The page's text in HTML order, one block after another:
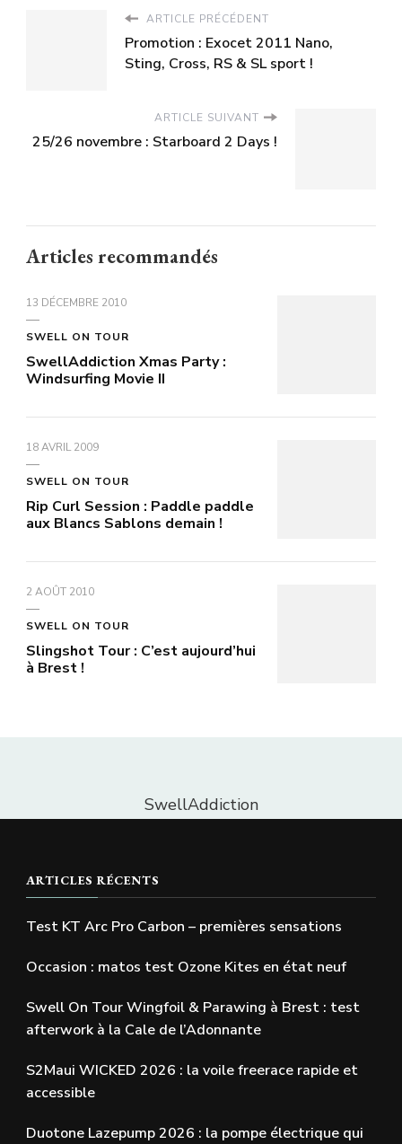
ARTICLE PRÉCÉDENT
Promotion : Exocet 2011 Nano,
Sting, Cross, RS & SL sport !
ARTICLE SUIVANT
25/26 novembre : Starboard 2 Days !
Articles recommandés
13 DÉCEMBRE 2010
SWELL ON TOUR
SwellAddiction Xmas Party :
Windsurfing Movie II
18 AVRIL 2009
SWELL ON TOUR
Rip Curl Session : Paddle paddle
aux Blancs Sablons demain !
2 AOÛT 2010
SWELL ON TOUR
Slingshot Tour : C’est aujourd’hui
à Brest !
SwellAddiction
ARTICLES RÉCENTS
Test KT Arc Pro Carbon – premières sensations
Occasion : matos test Ozone Kites en état neuf
Swell On Tour Wingfoil & Parawing à Brest : test
afterwork à la Cale de l’Adonnante
S2Maui WICKED 2026 : la voile freerace rapide et
accessible
Duotone Lazepump 2026 : la pompe électrique qui